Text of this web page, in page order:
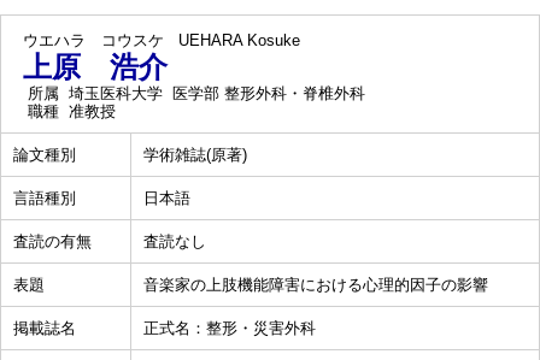
ウエハラ コウスケ UEHARA Kosuke
上原 浩介
所属 埼玉医科大学 医学部 整形外科・脊椎外科
職種 准教授
論文種別 学術雑誌(原著)
言語種別 日本語
査読の有無 査読なし
表題 音楽家の上肢機能障害における心理的因子の影響
掲載誌名 正式名：整形・災害外科